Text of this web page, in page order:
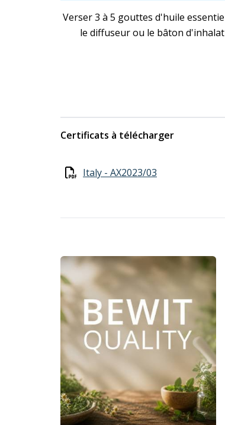
Verser 3 à 5 gouttes d'huile
le diffuseur ou le bâton
Certificats à télécharger
Italy - AX2023/03